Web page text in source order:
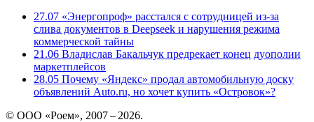
27.07 «Энергопроф» расстался с сотрудницей из-за
слива документов в Deepseek и нарушения режима
коммерческой тайны
21.06 Владислав Бакальчук предрекает конец дуополии
маркетплейсов
28.05 Почему «Яндекс» продал автомобильную доску
объявлений Auto.ru, но хочет купить «Островок»?
© ООО «Роем», 2007 – 2026.